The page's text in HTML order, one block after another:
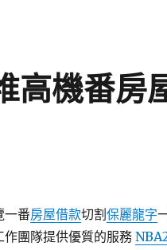
高機番房
一番房屋借款切割 保麗龍字
作團隊提供優質的服務